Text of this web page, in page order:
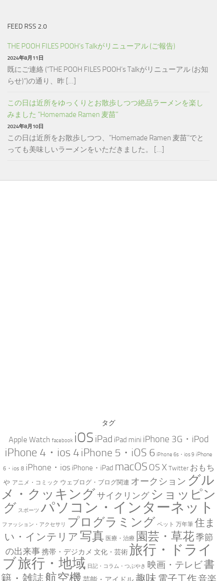
FEED RSS 2.0
THE POOH FILES POOH’s Talkがリニューアル (ご報告)
2024年8月11日
既にご連絡 (“THE POOH FILES POOH’s Talkがリニューアル (お知
らせ)“)の通り、昨 […]
この日は近所をゆっくりとお散歩しつつ絶品ラーメンを楽し
みました “Homemade Ramen 麦苗”
2024年8月10日
この日は近所をお散歩しつつ、”Homemade Ramen 麦苗”でと
っても美味しいラーメンをいただきました。 […]
タグ
Apple Watch facebook iOS iPad iPad mini iPhone 3G・iPod
iPhone 4・ios 4iPhone 5・iOS 6 iPhone 6s・ios 9 iPhone
6・ios 8 iPhone・ios iPhone・iPad macOS OS X Twitter おもち
ゃ アニメ・コミック ウェブログ・ブログ関連 オークション グル
メ・クッキングサイクリング ショッピン
グ スポーツ パソコン・インターネット
ファッション・アクセサリ プログラミング ペット 万年筆 住ま
い・インテリア 写真 医療・治療 園芸・草花季節
の出来事携帯・デジカメ 文化・芸術 旅行・ドライ
ブ旅行・地域 日記・コラム・つぶやき 映画・テレビ書
籍・雑誌航空機 趣味 電子工作音楽